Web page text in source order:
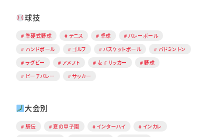
球技
準硬式野球 テニス 卓球
バレーボール
ハンドボール
ゴルフ バスケットボール
バドミントン
ラグビー
アメフト 女子サッカー
野球
ビーチバレー
サッカー
大会別
駅伝 夏の甲子園 インターハイ
インカレ